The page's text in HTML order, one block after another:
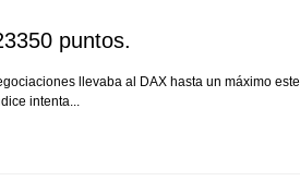
puntos.
llevaba al DAX hasta un máximo este
intenta...